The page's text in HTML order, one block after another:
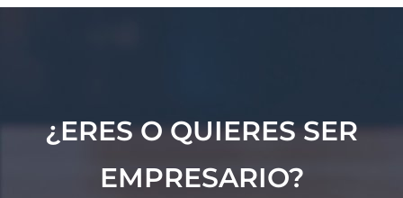
¿ERES O QUIERES SER
EMPRESARIO?